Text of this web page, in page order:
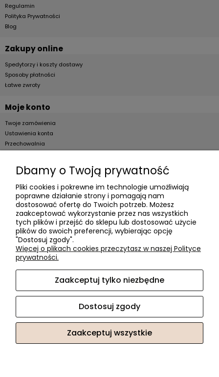
Regulamin
Polityka Prywatności
Blog
Zakupy online
Spedytorzy i koszty dostawy
Sposoby płatności
Łatwe zwroty
Moje konto
Twoje zamówienia
Ustawienia konta
Przechowalnia
Dla firm
O firmie
Informacje o firmie
Kontakt
dacter.pl
Akcesoria meblowe DAC TER | ul. Przepiórki 56, 02-410
Warszawa, woj. mazowieckie | E-mail:sklep@dacter.plTel.:
602677377| NIP: 5220052421 REGON: 012076264
Sklep internetowy Shoper.pl
Dbamy o Twoją prywatność
Pliki cookies i pokrewne im technologie umożliwiają
poprawne działanie strony i pomagają nam
dostosować ofertę do Twoich potrzeb. Możesz
zaakceptować wykorzystanie przez nas wszystkich
tych plików i przejść do sklepu lub dostosować użycie
plików do swoich preferencji, wybierając opcję
"Dostosuj zgody".
Więcej o plikach cookies przeczytasz w naszej Polityce
prywatności.
Zaakceptuj tylko niezbędne
Dostosuj zgody
Zaakceptuj wszystkie